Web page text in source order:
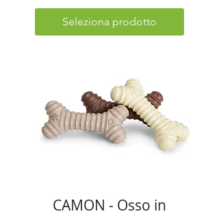
Seleziona prodotto
CAMON - Osso in